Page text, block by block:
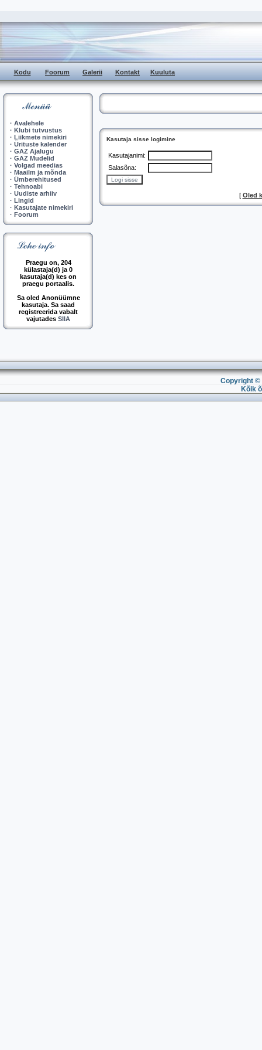
Kodu Foorum Galerii Kontakt Kuuluta
· Avalehele
· Klubi tutvustus
· Liikmete nimekiri
· Ürituste kalender
· GAZ Ajalugu
· GAZ Mudelid
· Volgad meedias
· Maailm ja mõnda
· Ümberehitused
· Tehnoabi
· Uudiste arhiiv
· Lingid
· Kasutajate nimekiri
· Foorum
Praegu on, 204
külastaja(d) ja 0
kasutaja(d) kes on
praegu portaalis.
Sa oled Anonüümne
kasutaja. Sa saad
registreerida vabalt
vajutades SIIA
Kasutaja sisse logimine
Kasutajanimi:
Salasõna:
[ Oled
Copyright ©
Kõik